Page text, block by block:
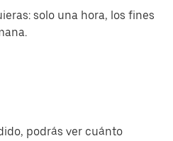
solo una hora, los fines
podrás ver cuánto